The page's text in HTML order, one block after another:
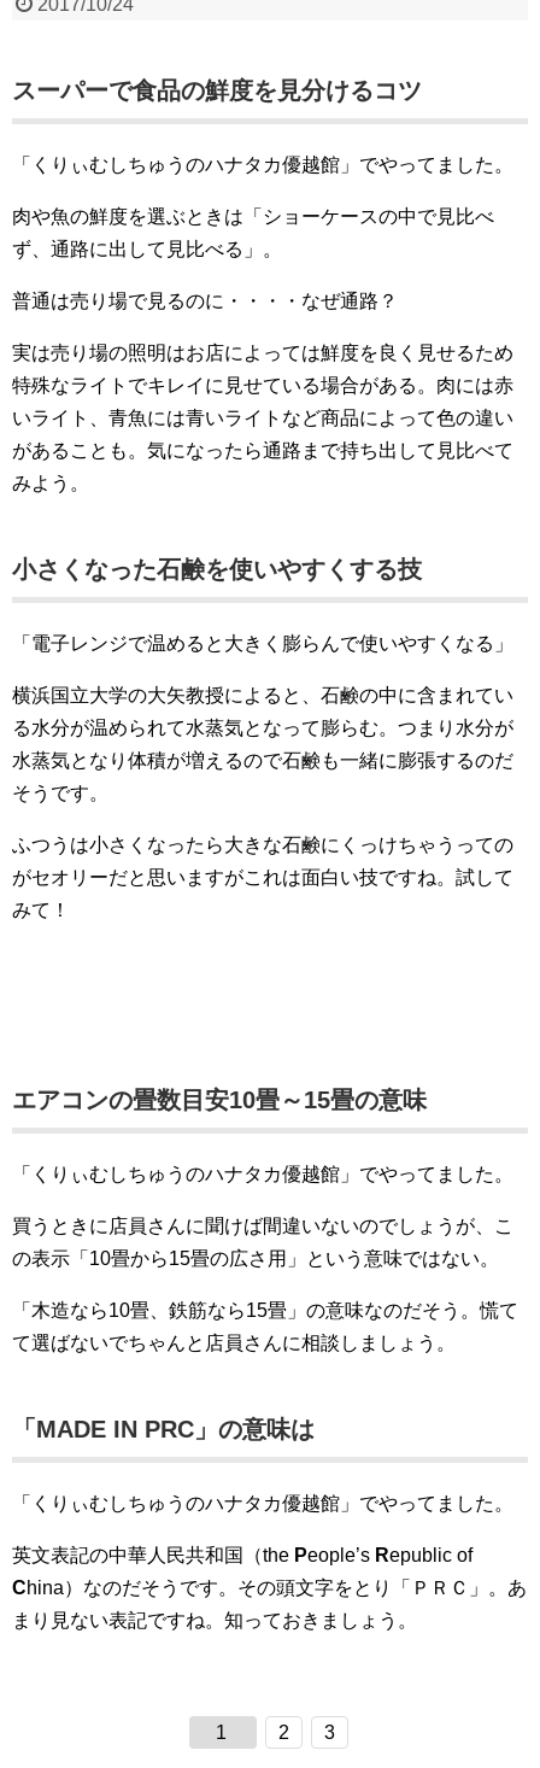
2017/10/24
スーパーで食品の鮮度を見分けるコツ
「くりぃむしちゅうのハナタカ優越館」でやってました。
肉や魚の鮮度を選ぶときは「ショーケースの中で見比べ
ず、通路に出して見比べる」。
普通は売り場で見るのに・・・・なぜ通路？
実は売り場の照明はお店によっては鮮度を良く見せるため
特殊なライトでキレイに見せている場合がある。肉には赤
いライト、青魚には青いライトなど商品によって色の違い
があることも。気になったら通路まで持ち出して見比べて
みよう。
小さくなった石鹸を使いやすくする技
「電子レンジで温めると大きく膨らんで使いやすくなる」
横浜国立大学の大矢教授によると、石鹸の中に含まれてい
る水分が温められて水蒸気となって膨らむ。つまり水分が
水蒸気となり体積が増えるので石鹸も一緒に膨張するのだ
そうです。
ふつうは小さくなったら大きな石鹸にくっけちゃうっての
がセオリーだと思いますがこれは面白い技ですね。試して
みて！
エアコンの畳数目安10畳～15畳の意味
「くりぃむしちゅうのハナタカ優越館」でやってました。
買うときに店員さんに聞けば間違いないのでしょうが、こ
の表示「10畳から15畳の広さ用」という意味ではない。
「木造なら10畳、鉄筋なら15畳」の意味なのだそう。慌て
て選ばないでちゃんと店員さんに相談しましょう。
「MADE IN PRC」の意味は
「くりぃむしちゅうのハナタカ優越館」でやってました。
英文表記の中華人民共和国（the People’s Republic of
China）なのだそうです。その頭文字をとり「ＰＲＣ」。あ
まり見ない表記ですね。知っておきましょう。
1 2 3